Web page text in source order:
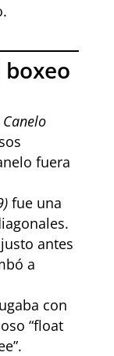
boxeo
fuera
fue una
antes
a
con
“float